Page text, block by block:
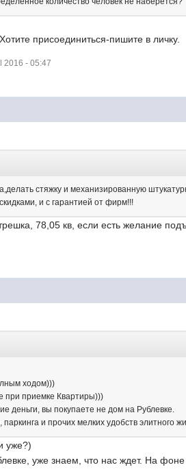
присоединиться-пишите в личку.
2016 - 05:47
стяжку и механизированную
и с гарантией от фирм!!!
78,05 кв, если есть желание
ходом)))
при приемке Квартиры)))
деньги, вы покупаете не дом на Рублевке.
и прочих мелких удобств элитного
уже?)
уже знаем, что нас ждет. На